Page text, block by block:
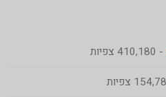
- 410,180 צפיות